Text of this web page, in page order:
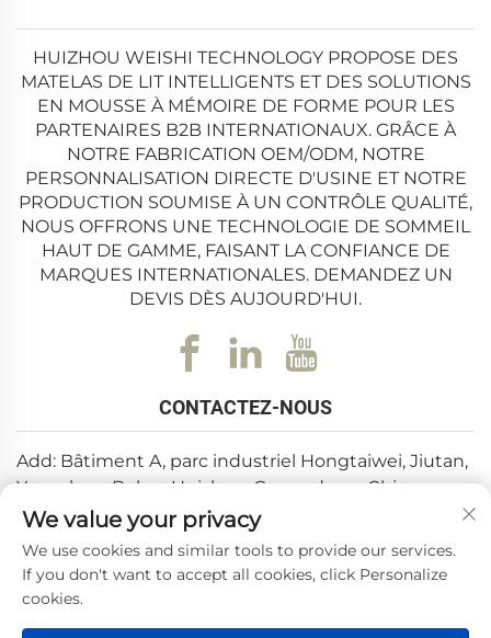
HUIZHOU WEISHI TECHNOLOGY PROPOSE DES
MATELAS DE LIT INTELLIGENTS ET DES SOLUTIONS
EN MOUSSE À MÉMOIRE DE FORME POUR LES
PARTENAIRES B2B INTERNATIONAUX. GRÂCE À
NOTRE FABRICATION OEM/ODM, NOTRE
PERSONNALISATION DIRECTE D'USINE ET NOTRE
PRODUCTION SOUMISE À UN CONTRÔLE QUALITÉ,
NOUS OFFRONS UNE TECHNOLOGIE DE SOMMEIL
HAUT DE GAMME, FAISANT LA CONFIANCE DE
MARQUES INTERNATIONALES. DEMANDEZ UN
DEVIS DÈS AUJOURD'HUI.
CONTACTEZ-NOUS
Add: Bâtiment A, parc industriel Hongtaiwei, Jiutan,
Yuanzhou, Boluo, Huizhou, Guangdong, Chine
E-mail :[email protected]
Tél. : +86-0752-6688646
We value your privacy
We use cookies and similar tools to provide our services.
If you don't want to accept all cookies, click Personalize
cookies.